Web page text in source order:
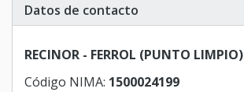
Datos de contacto
RECINOR - FERROL (PUNTO LIMPIO)
Código NIMA: 1500024199